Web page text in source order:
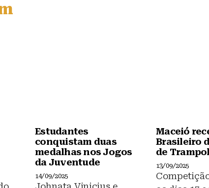
Estudantes
conquistam duas
medalhas nos Jogos
da Juventude
14/09/2025
Maceió
Brasileiro
de
13/09/2025